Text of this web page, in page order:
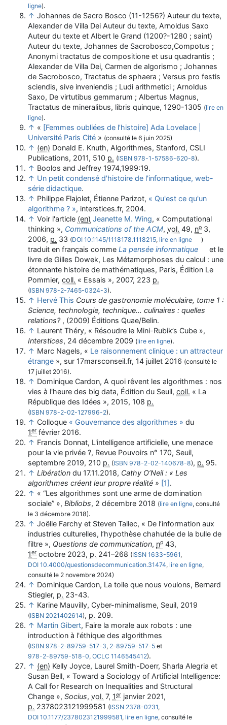
ligne).
↑ Johannes de Sacro Bosco (11-1256?) Auteur du texte,
Alexander de Villa Dei Auteur du texte, Arnoldus Saxo
Auteur du texte et Albert le Grand (1200?-1280 ; saint)
Auteur du texte, Johannes de Sacrobosco,Compotus ;
Anonymi tractatus de compositione et usu quadrantis ;
Alexander de Villa Dei, Carmen de algorismo ; Johannes
de Sacrobosco, Tractatus de sphaera ; Versus pro festis
sciendis, sive inveniendis ; Ludi arithmetici ; Arnoldus
Saxo, De virtutibus gemmarum ; Albertus Magnus,
Tractatus de mineralibus, libris quinque, 1290-1305 (lire en
ligne).
↑ « [Femmes oubliées de l’histoire] Ada Lovelace |
Université Paris Cité » (consulté le 6 juin 2025)
↑ (en) Donald E. Knuth, Algorithmes, Stanford, CSLI
Publications, 2011, 510 p. (ISBN 978-1-57586-620-8).
↑ Boolos and Jeffrey 1974,1999:19.
↑ Un petit condensé d'histoire de l'informatique, web-
série didactique.
↑ Philippe Flajolet, Étienne Parizot, « Qu'est ce qu'un
algorithme ? », interstices.fr, 2004.
↑ Voir l'article (en) Jeanette M. Wing, « Computational
thinking », Communications of the ACM, vol. 49, no 3,‎
2006, p. 33 (DOI 10.1145/1118178.1118215, lire en ligne )
traduit en français comme La pensée informatique
et le
livre de Gilles Dowek, Les Métamorphoses du calcul : une
étonnante histoire de mathématiques, Paris, Édition Le
Pommier, coll. « Essais », 2007, 223 p.
(ISBN 978-2-7465-0324-3).
↑ Hervé This Cours de gastronomie moléculaire, tome 1 :
Science, technologie, technique… culinaires : quelles
relations? , (2009) Éditions Quae/Belin.
↑ Laurent Théry, « Résoudre le Mini-Rubik’s Cube »,
Interstices,‎ 24 décembre 2009 (lire en ligne).
↑ Marc Nagels, « Le raisonnement clinique : un attracteur
étrange », sur 17marsconseil.fr, 14 juillet 2016 (consulté le
17 juillet 2016).
↑ Dominique Cardon, A quoi rêvent les algorithmes : nos
vies à l'heure des big data, Édition du Seuil, coll. « La
République des Idées », 2015, 108 p.
(ISBN 978-2-02-127996-2).
↑ Colloque « Gouvernance des algorithmes » du
1er février 2016.
↑ Francis Donnat, L'intelligence artificielle, une menace
pour la vie privée ?, Revue Pouvoirs n° 170, Seuil,
septembre 2019, 210 p. (ISBN 978-2-02-140678-8), p. 95.
↑ Libération du 17.11.2018, Cathy O’Neil : « Les
algorithmes créent leur propre réalité » [1].
↑ « “Les algorithmes sont une arme de domination
sociale” », Bibliobs,‎ 2 décembre 2018 (lire en ligne, consulté
le 3 décembre 2018).
↑ Joëlle Farchy et Steven Tallec, « De l’information aux
industries culturelles, l’hypothèse chahutée de la bulle de
filtre », Questions de communication, no 43,‎
1er octobre 2023, p. 241–268 (ISSN 1633-5961,
DOI 10.4000/questionsdecommunication.31474, lire en ligne,
consulté le 2 novembre 2024)
↑ Dominique Cardon, La toile que nous voulons, Bernard
Stiegler, p. 23-43.
↑ Karine Mauvilly, Cyber-minimalisme, Seuil, 2019
(ISBN 2021402614), p. 209.
↑ Martin Gibert, Faire la morale aux robots : une
introduction à l'éthique des algorithmes
(ISBN 978-2-89759-517-3, 2-89759-517-5 et
978-2-89759-518-0, OCLC 1146545412).
↑ (en) Kelly Joyce, Laurel Smith-Doerr, Sharla Alegria et
Susan Bell, « Toward a Sociology of Artificial Intelligence:
A Call for Research on Inequalities and Structural
Change », Socius, vol. 7,‎ 1er janvier 2021,
p. 2378023121999581 (ISSN 2378-0231,
DOI 10.1177/2378023121999581, lire en ligne, consulté le